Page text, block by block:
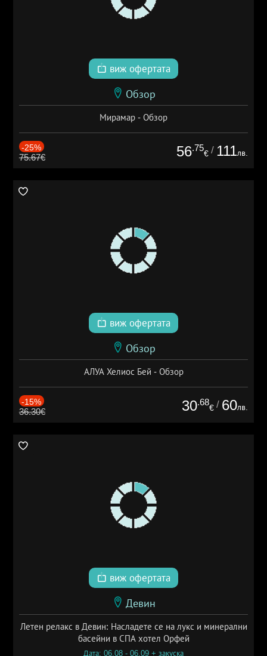
виж офертата
Обзор
Мирамар - Обзор
-25%
75.67€ 56.75
€ / 111лв.
виж офертата
Обзор
АЛУА Хелиос Бей - Обзор
-15%
36.30€ 30.68
€ / 60лв.
виж офертата
Девин
Летен релакс в Девин: Насладете се на лукс и минерални
басейни в СПА хотел Орфей
Дата: 06.08 - 06.09 + закуска